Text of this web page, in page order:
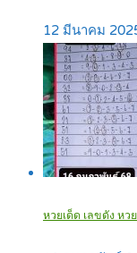
12 มีนาคม
หวยเด็ด เลขดัง ห